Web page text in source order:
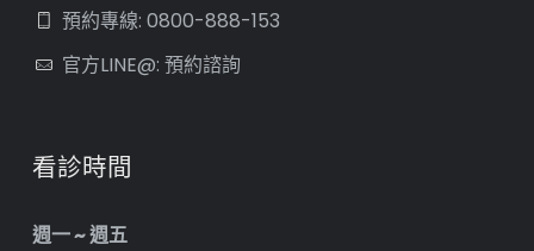
預約專線: 0800-888-153
官方LINE@: 預約諮詢
看診時間
週一 ~ 週五